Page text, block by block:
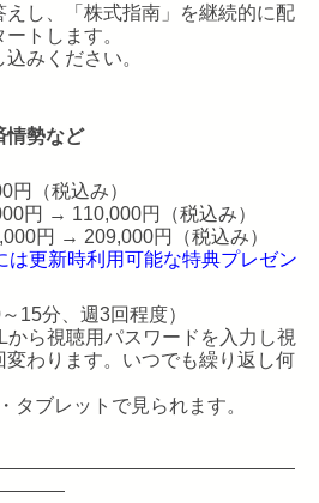
し、「株式指南」を継続的に配
トします。
みください。
情勢など
（税込み）
円 → 110,000円（税込み）
円 → 209,000円（税込み）
更新時利用可能な特典プレゼン
15分、週3回程度）
から視聴用パスワードを入力し視
わります。いつでも繰り返し何
タブレットで見られます。